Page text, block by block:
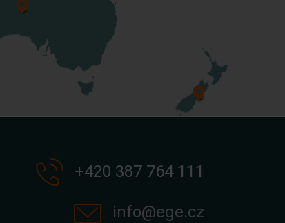
+420 387 764 111
info@ege.cz